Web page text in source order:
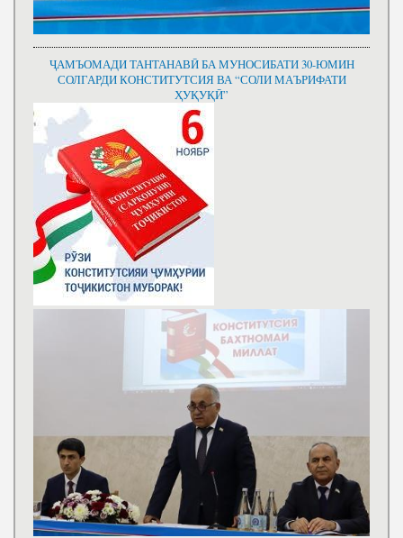
ҶАМЪОМАДИ ТАНТАНАВӢ БА МУНОСИБАТИ 30-ЮМИН
СОЛГАРДИ КОНСТИТУТСИЯ ВА “СОЛИ МАЪРИФАТИ
ҲУҚУҚӢ”